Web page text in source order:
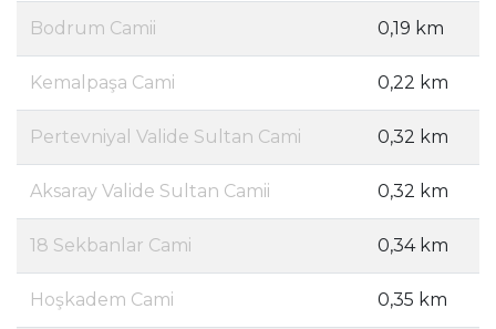
Bodrum Camii 0,19 km
Kemalpaşa Cami 0,22 km
Pertevniyal Valide Sultan Cami 0,32 km
Aksaray Valide Sultan Camii 0,32 km
18 Sekbanlar Cami 0,34 km
Hoşkadem Cami 0,35 km